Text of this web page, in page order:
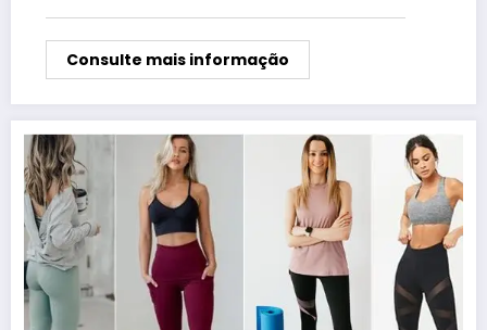
Consulte mais informação